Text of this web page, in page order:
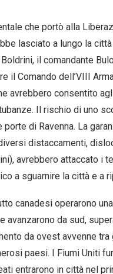
che portò alla
lasciato a lungo la
il comandante
il Comando dell’VIII
avrebbero consentito
Il rischio di uno
di Ravenna. La
distaccamenti,
avrebbero attaccato i
a sguarnire la città e a
canadesi operarono
avanzarono da sud,
da ovest avvenne
paesi. I Fiumi Uniti
entrarono in città nel